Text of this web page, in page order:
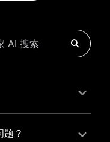
以通过有赞新零
，实现商品管
？